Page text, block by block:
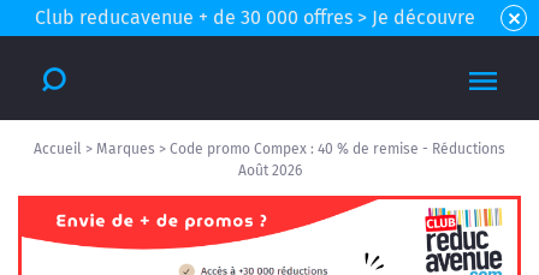
Club reducavenue + de 30 000 offres > Je découvre
Accueil > Marques > Code promo Compex : 40 % de remise - Réductions
Août 2026